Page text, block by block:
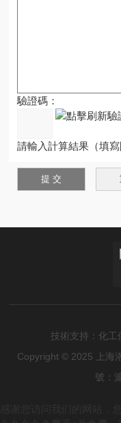
驗證碼：
請輸入計算結果（填
技術支持： 化工
Copyright © 2025 上海
號：